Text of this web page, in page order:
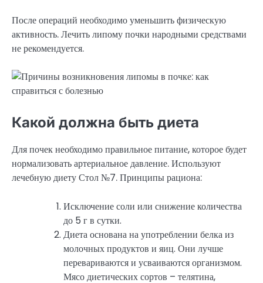
После операций необходимо уменьшить физическую
активность. Лечить липому почки народными средствами
не рекомендуется.
Какой должна быть диета
Для почек необходимо правильное питание, которое будет
нормализовать артериальное давление. Используют
лечебную диету Стол №7. Принципы рациона:
Исключение соли или снижение количества
до 5 г в сутки.
Диета основана на употреблении белка из
молочных продуктов и яиц. Они лучше
перевариваются и усваиваются организмом.
Мясо диетических сортов – телятина,